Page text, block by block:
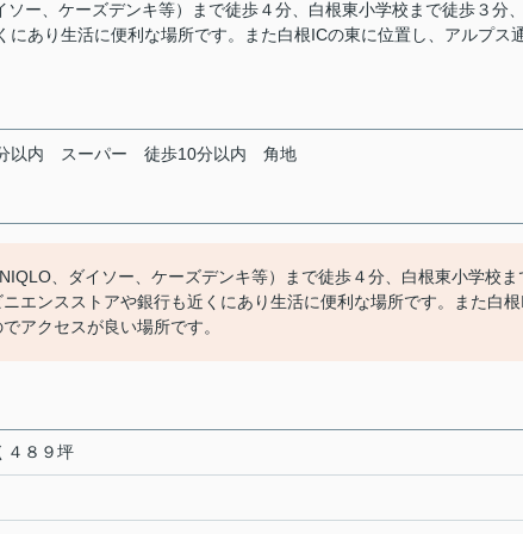
ー、ケーズデンキ等）まで徒歩４分、白根東小学校まで徒歩３分
あり生活に便利な場所です。また白根ICの東に位置し、アルプス
以内 スーパー 徒歩10分以内 角地
、ダイソー、ケーズデンキ等）まで徒歩４分、白根東小学校ま
エンスストアや銀行も近くにあり生活に便利な場所です。また白
アクセスが良い場所です。
４８９坪